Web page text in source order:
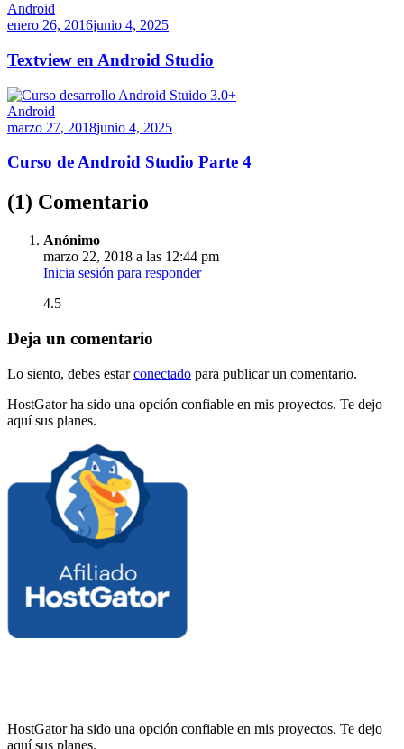
Android
enero 26, 2016junio 4, 2025
Textview en Android Studio
Android
marzo 27, 2018junio 4, 2025
Curso de Android Studio Parte 4
(1) Comentario
Anónimo
marzo 22, 2018 a las 12:44 pm
Inicia sesión para responder
4.5
Deja un comentario
Lo siento, debes estarconectado para publicar un comentario.
HostGator ha sido una opción confiable en mis proyectos. Te dejo
aquí sus planes.
HostGator ha sido una opción confiable en mis proyectos. Te dejo
aquí sus planes.